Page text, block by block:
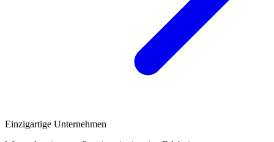
Einzigartige Unternehmen